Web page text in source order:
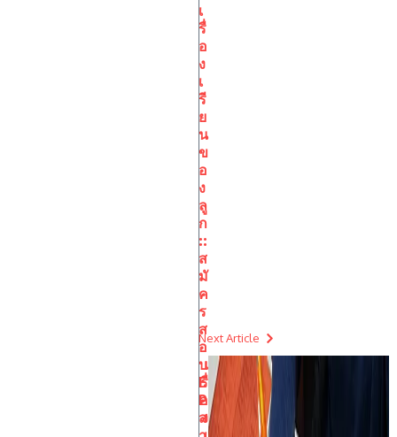
เ
รื่
อ
ง
เ
รี
ย
น
ข
อ
ง
ลู
ก
::
ส
มั
ค
ร
ส
อ
บ
E
P
ส
Next Article
เ
รื่
อ
ง